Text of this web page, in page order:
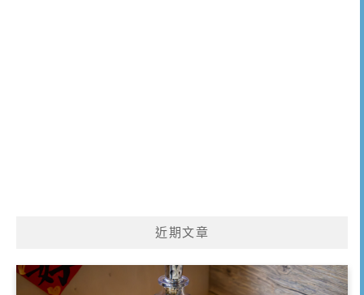
近期文章